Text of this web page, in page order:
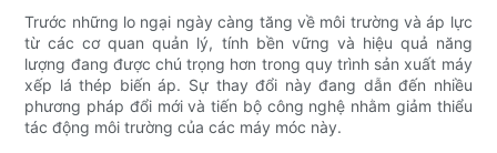
Trước những lo ngại ngày càng tăng về môi trường và áp lực
từ các cơ quan quản lý, tính bền vững và hiệu quả năng
lượng đang được chú trọng hơn trong quy trình sản xuất máy
xếp lá thép biến áp. Sự thay đổi này đang dẫn đến nhiều
phương pháp đổi mới và tiến bộ công nghệ nhằm giảm thiểu
tác động môi trường của các máy móc này.